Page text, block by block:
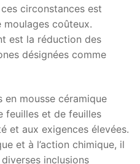
circonstances est
coûteux.
est la réduction des
désignées comme
mousse céramique
feuilles et de feuilles
et aux exigences élevées.
et à l’action chimique, il
inclusions